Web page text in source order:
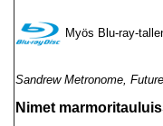
Myös Blu-ray-
Sandrew Metronome,
Nimet